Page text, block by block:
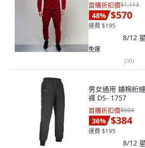
首購折扣價$1,113
48% $570
運費 $195
8/12
免運
(30)
男女通用 鋪棉絎
褲 DS- 1757
首購折扣價$604
36% $384
運費 $195
8/12